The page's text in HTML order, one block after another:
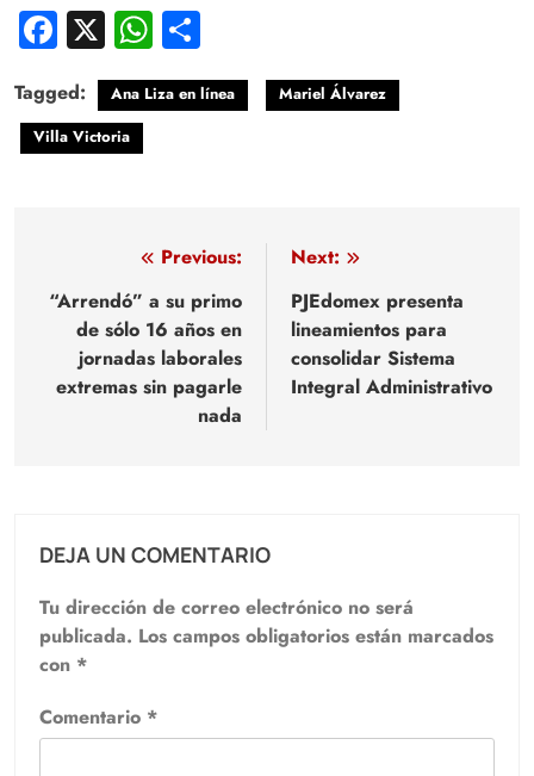
Facebook
X WhatsApp
Tagged: Ana Liza en línea
Mariel Álvarez
Villa Victoria
Navegación
de
entradas
Previous:
“Arrendó” a su primo
de sólo 16 años en
jornadas laborales
extremas sin pagarle
nada
Next:
PJEdomex presenta
lineamientos para
consolidar Sistema
Integral Administrativo
DEJA UN COMENTARIO
Tu dirección de correo electrónico no será
publicada. Los campos obligatorios están marcados
con *
Comentario *